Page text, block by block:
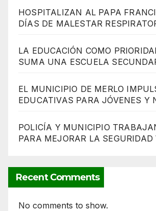
HOSPITALIZAN AL PAPA
DÍAS DE MALESTAR
LA EDUCACIÓN COMO
SUMA UNA ESCUELA
EL MUNICIPIO DE MERLO
EDUCATIVAS PARA JÓVENES Y
POLICÍA Y MUNICIPIO
PARA MEJORAR LA SEGURIDAD
Recent Comments
No comments to show.